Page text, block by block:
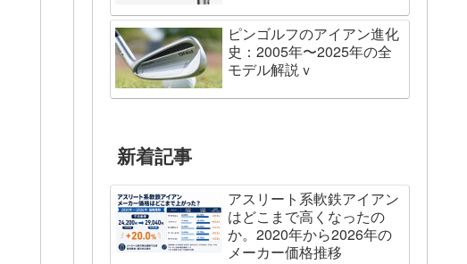
ピンゴルフのアイアン進化
史：2005年〜2025年の全
モデル解説ｖ
新着記事
アスリート系軟鉄アイアン
はどこまで高くなったの
か。2020年から2026年の
メーカー価格推移